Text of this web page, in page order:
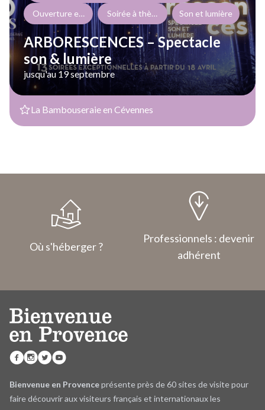
ARBORESCENCES – Spectacle
son & lumière
jusqu'au 19 septembre
Ouverture exceptionnelle dans le cadre d'événements
Soirée à thème Son et lumière
La Bambouseraie en Cévennes
Où s'héberger ?
Professionnels : devenir
adhérent
Bienvenue en Provenceprésente près de 60 sites de visite pour
faire découvrir aux visiteurs français et internationaux les